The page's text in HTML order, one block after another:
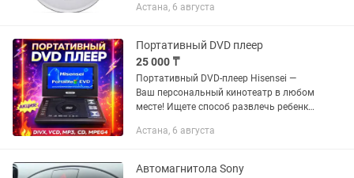
корпусе. Идеальный гаджет для
Астана, 6 августа
Портативный DVD плеер
25 000 ₸
Портативный DVD-плеер Hisensei —
Ваш персональный кинотеатр в любом
месте! Ищете способ развлечь ребенка
любимые фильмы на даче, где нет
Астана, 6 августа
Автомагнитола Sony